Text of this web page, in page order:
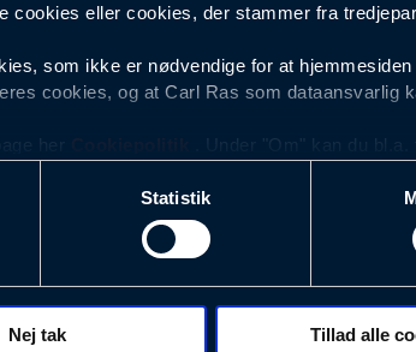
eller cookies, der stammer fra
som ikke er nødvendige for at hjemmesiden
cookies, og at Carl Ras som dataansvarlig
her
. Under "Om" kan du bl.a.
design, brugervenlighed og effektiviteten
der er mest populære, og som derfor skal
der besøges, browsertype, søgeord, IP-
samt de features, der anvendes.
Statistik
Nej tak Tillad alle